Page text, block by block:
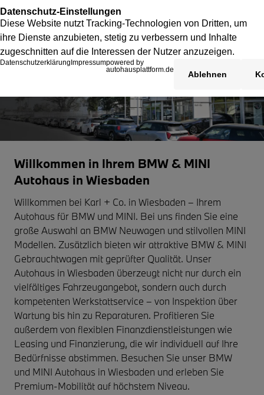
Willkommen in Ihrem BMW & MINI
Autohaus in Wiesbaden
Willkommen bei Karl + Co. in Wiesbaden – Ihrem
Autohaus für BMW und MINI. Bei uns finden Sie eine
große Auswahl an BMW Neuwagen und stilvollen MINI
Modellen. Zusätzlich bieten wir attraktive BMW & MINI
Gebrauchtwagen mit geprüfter Qualität. Unser
Autohaus in Wiesbaden überzeugt nicht nur durch ein
vielfältiges Fahrzeugangebot, sondern auch durch
kompetenten Werkstattservice – von Inspektion über
Wartung bis hin zu Reparaturen. Profitieren Sie
außerdem von flexiblen Finanzdienstleistungen wie
Leasing und Finanzierung, die wir individuell auf Ihre
Bedürfnisse abstimmen. Besuchen Sie unser BMW
und MINI Autohaus in Wiesbaden und erleben Sie
Premium-Mobilität auf höchstem Niveau.